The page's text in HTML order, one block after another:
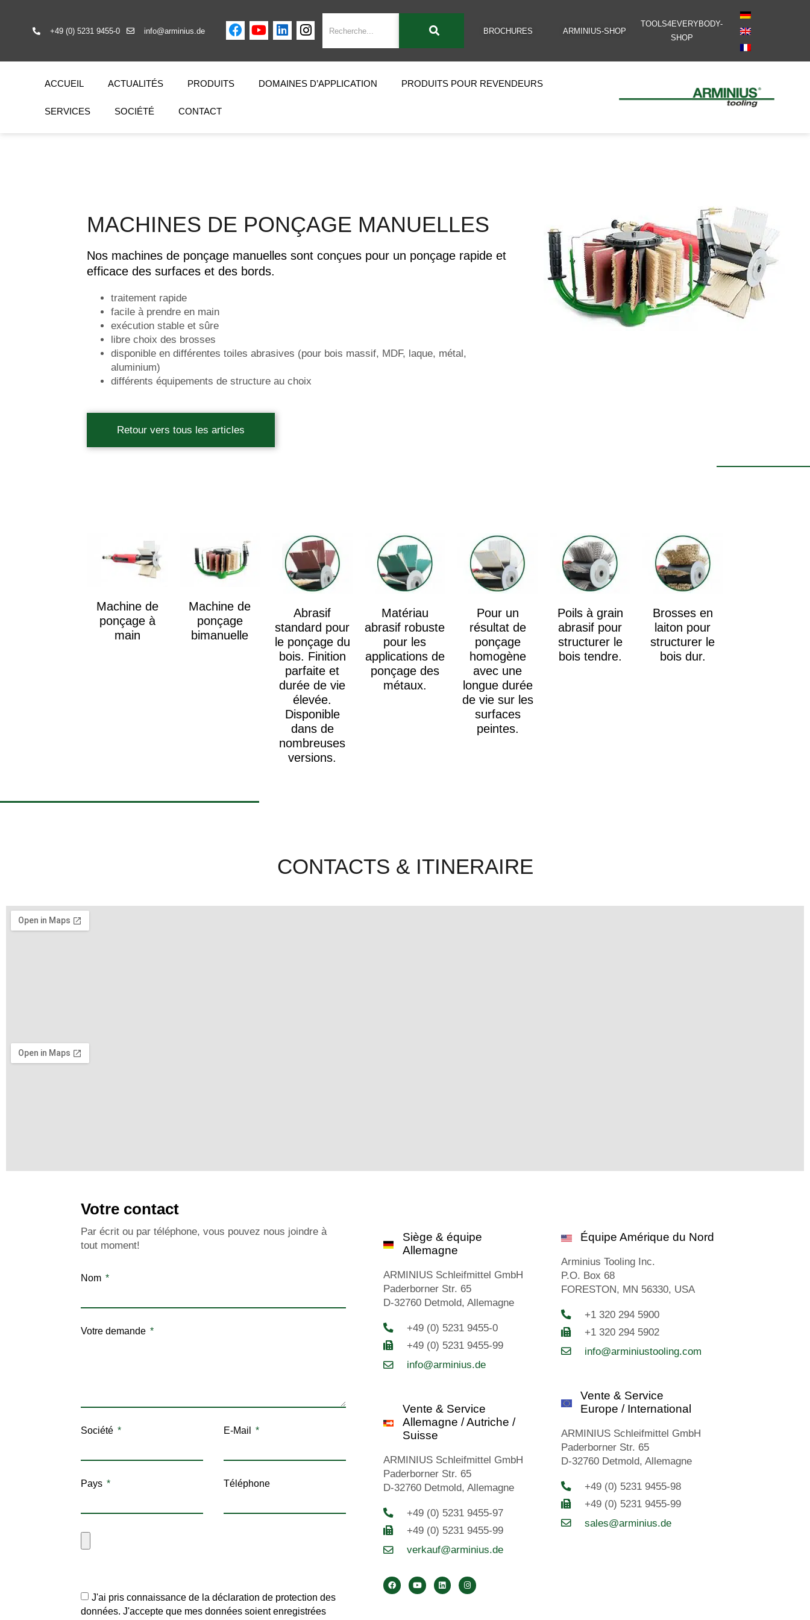
+49 (0) 5231 9455-0 info@arminius.de BROCHURES ARMINIUS-SHOP
TOOLS4EVERYBODY-
SHOP
ACCUEIL ACTUALITÉS PRODUITS DOMAINES D’APPLICATION PRODUITS POUR REVENDEURS
SERVICES SOCIÉTÉ CONTACT
MACHINES DE PONÇAGE MANUELLES
Nos machines de ponçage manuelles sont conçues pour un ponçage rapide et
efficace des surfaces et des bords.
traitement rapide
facile à prendre en main
exécution stable et sûre
libre choix des brosses
disponible en différentes toiles abrasives (pour bois massif, MDF, laque, métal,
aluminium)
différents équipements de structure au choix
Retour vers tous les articles
Machine de
ponçage à
main
Machine de
ponçage
bimanuelle
Abrasif
standard pour
le ponçage du
bois. Finition
parfaite et
durée de vie
élevée.
Disponible
dans de
nombreuses
versions.
Matériau
abrasif robuste
pour les
applications de
ponçage des
métaux.
Pour un
résultat de
ponçage
homogène
avec une
longue durée
de vie sur les
surfaces
peintes.
Poils à grain
abrasif pour
structurer le
bois tendre.
Brosses en
laiton pour
structurer le
bois dur.
CONTACTS & ITINERAIRE
Votre contact
Par écrit ou par téléphone, vous pouvez nous joindre à
tout moment!
Nom
Votre demande
Société E-Mail
Pays Téléphone
J'ai pris connaissance de la déclaration de protection des
données. J'accepte que mes données soient enregistrées
Siège & équipe
Allemagne
ARMINIUS Schleifmittel GmbH
Paderborner Str. 65
D-32760 Detmold, Allemagne
+49 (0) 5231 9455-0
+49 (0) 5231 9455-99
info@arminius.de
Vente & Service
Allemagne / Autriche /
Suisse
ARMINIUS Schleifmittel GmbH
Paderborner Str. 65
D-32760 Detmold, Allemagne
+49 (0) 5231 9455-97
+49 (0) 5231 9455-99
verkauf@arminius.de
Équipe Amérique du Nord
Arminius Tooling Inc.
P.O. Box 68
FORESTON, MN 56330, USA
+1 320 294 5900
+1 320 294 5902
info@arminiustooling.com
Vente & Service
Europe / International
ARMINIUS Schleifmittel GmbH
Paderborner Str. 65
D-32760 Detmold, Allemagne
+49 (0) 5231 9455-98
+49 (0) 5231 9455-99
sales@arminius.de